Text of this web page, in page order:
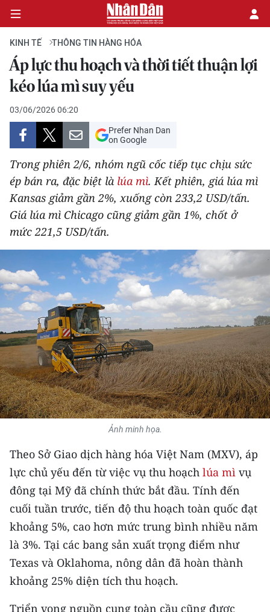
CHÍNH TRỊ
KINH TẾ
VĂN HÓA
XÃ HỘI
PHÁP LUẬT
DU LỊCH
THỂ THAO
GIÁO DỤC
Y TẾ
KHOA HỌC - CÔNG NGHỆ
MÔI TRƯỜNG
KIỂM CHỨNG THÔNG TIN
TRI THỨC CHUYÊN SÂU
54 DÂN TỘC VIỆT NAM
CHƯƠNG TRÌNH OCOP - MỖI XÃ
MỘT SẢN PHẨM
KINH TẾ THÔNG TIN HÀNG HÓA
Áp lực thu hoạch và thời tiết thuận lợi
kéo lúa mì suy yếu
03/06/2026 06:20
Prefer Nhan Dan
on Google
Trong phiên 2/6, nhóm ngũ cốc tiếp tục chịu sức
ép bán ra, đặc biệt là lúa mì. Kết phiên, giá lúa mì
Kansas giảm gần 2%, xuống còn 233,2 USD/tấn.
Giá lúa mì Chicago cũng giảm gần 1%, chốt ở
mức 221,5 USD/tấn.
Ảnh minh họa.
Theo Sở Giao dịch hàng hóa Việt Nam (MXV), áp
lực chủ yếu đến từ việc vụ thu hoạch lúa mì vụ
đông tại Mỹ đã chính thức bắt đầu. Tính đến
cuối tuần trước, tiến độ thu hoạch toàn quốc đạt
khoảng 5%, cao hơn mức trung bình nhiều năm
là 3%. Tại các bang sản xuất trọng điểm như
Texas và Oklahoma, nông dân đã hoàn thành
khoảng 25% diện tích thu hoạch.
Triển vọng nguồn cung toàn cầu cũng được